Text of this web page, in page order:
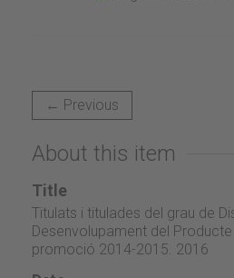
← Previous
About this item
Title
Titulats i titulades del grau de
Desenvolupament del Producte
promoció 2014-2015. 2016